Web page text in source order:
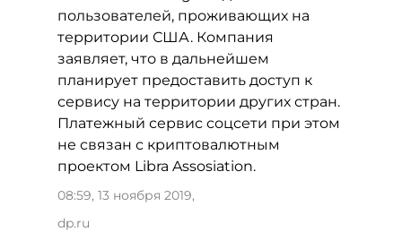
пользователей, проживающих на
территории США. Компания
заявляет, что в дальнейшем
планирует предоставить доступ к
сервису на территории других стран.
Платежный сервис соцсети при этом
не связан с криптовалютным
проектом Libra Assosiation.
08:59, 13 ноября 2019,
dp.ru